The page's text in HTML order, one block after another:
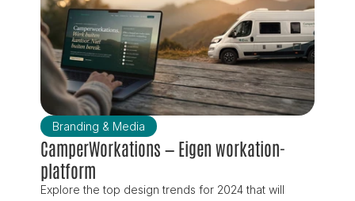
Branding & Media
CamperWorkations — Eigen workation-
platform
Explore the top design trends for 2024 that will